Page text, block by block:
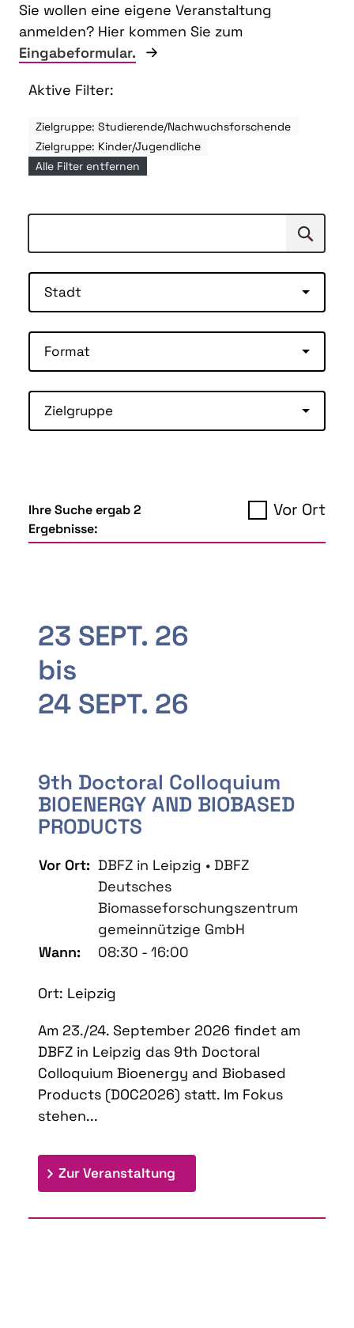
Sie wollen eine eigene Veranstaltung
anmelden? Hier kommen Sie zum
Eingabeformular.
Aktive Filter:
Zielgruppe: Studierende/Nachwuchsforschende
Zielgruppe: Kinder/Jugendliche
Alle Filter entfernen
Suchen
Stadt
Format
Zielgruppe
Ihre Suche ergab 2
Ergebnisse:
Vor Ort
23 SEPT. 26
bis
24 SEPT. 26
9th Doctoral Colloquium
BIOENERGY AND BIOBASED
PRODUCTS
Vor Ort: DBFZ in Leipzig • DBFZ
Deutsches
Biomasseforschungszentrum
gemeinnützige GmbH
Wann:
08:30 - 16:00
Ort: Leipzig
Am 23./24. September 2026 findet am
DBFZ in Leipzig das 9th Doctoral
Colloquium Bioenergy and Biobased
Products (DOC2026) statt. Im Fokus
stehen...
Zur Veranstaltung